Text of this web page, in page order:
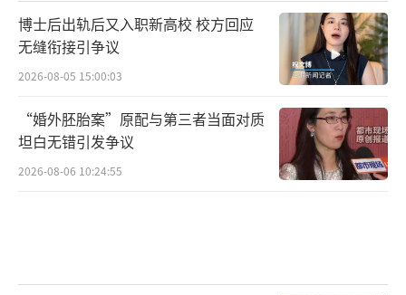
博士后出轨后又入职新高校 校方回应
无缝衔接引争议
2026-08-05 15:00:03
“婚外胚胎案”原配与第三者当面对质
坦白无错引发争议
2026-08-06 10:24:55